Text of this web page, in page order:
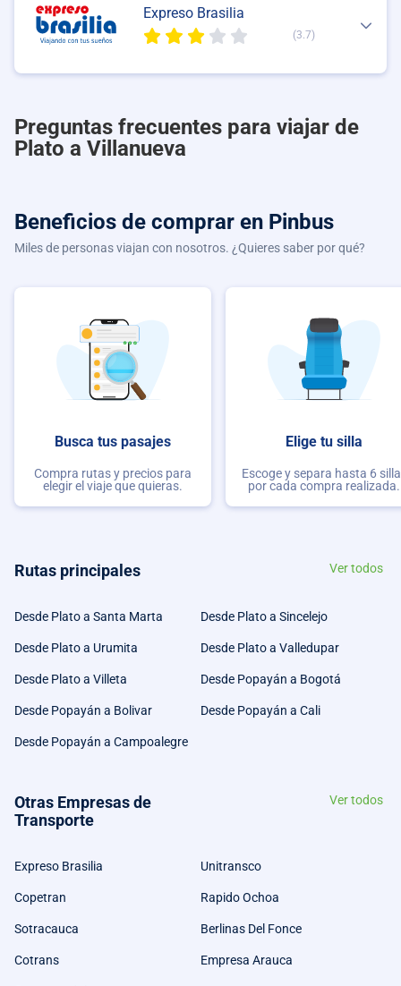
Expreso Brasilia
(3.7)
Preguntas frecuentes para viajar de
Plato a Villanueva
Beneficios de comprar en Pinbus
Miles de personas viajan con nosotros. ¿Quieres saber por qué?
Busca tus pasajes
Compra rutas y precios para
elegir el viaje que quieras.
Elige tu silla
Escoge y separa hasta 6
por cada compra realizada.
Rutas principales Ver todos
Desde Plato a Santa Marta Desde Plato a Sincelejo
Desde Plato a Urumita Desde Plato a Valledupar
Desde Plato a Villeta Desde Popayán a Bogotá
Desde Popayán a Bolivar Desde Popayán a Cali
Desde Popayán a Campoalegre
Otras Empresas de
Transporte
Ver todos
Expreso Brasilia Unitransco
Copetran Rapido Ochoa
Sotracauca Berlinas Del Fonce
Cotrans Empresa Arauca